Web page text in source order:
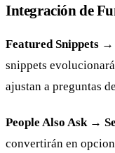
Integración de
Featured Snippets
snippets
ajustan a preguntas
People Also Ask →
convertirán en